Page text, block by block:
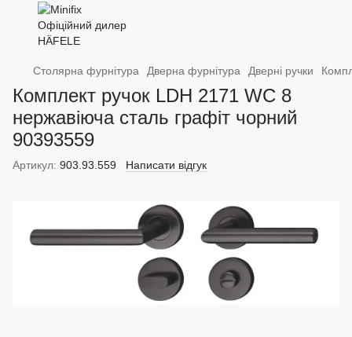
Столярна фурнітура Дверна фурнітура Дверні ручки
Комплект ручок LDH 2171 WC 8
нержавіюча сталь графіт чорний
90393559
Артикул: 903.93.559 Написати відгук